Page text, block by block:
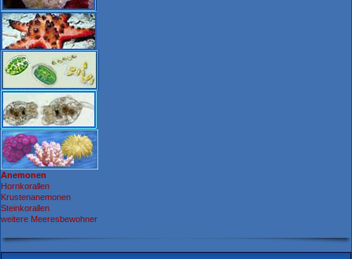
Anemonen
Hornkorallen
Krustenanemonen
Steinkorallen
weitere Meeresbewohner